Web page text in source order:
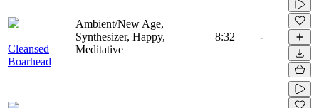
Cleansed
Boarhead
Ambient/New Age,
Synthesizer, Happy,
Meditative
8:32 -